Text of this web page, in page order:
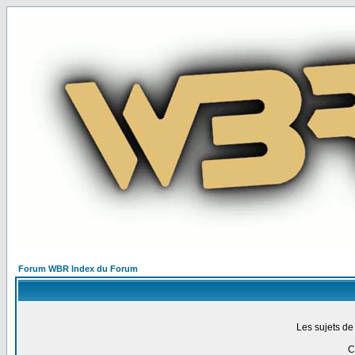
Forum WBR Index du Forum
Les sujets